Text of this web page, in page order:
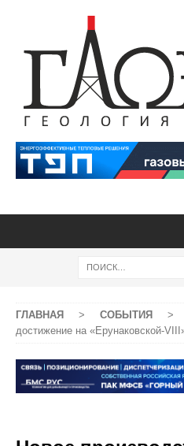
ГЛАВНАЯ > СОБЫТИЯ >
достижение на «Ерунаковской-